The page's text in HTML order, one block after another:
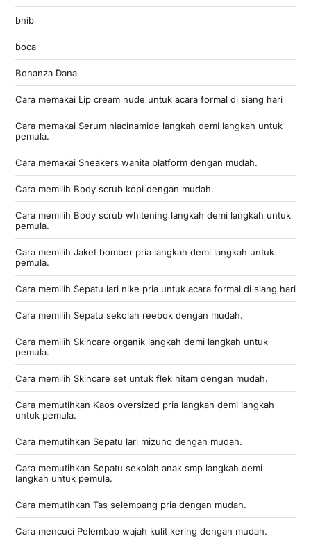
bnib
boca
Bonanza Dana
Cara memakai Lip cream nude untuk acara formal di siang hari
Cara memakai Serum niacinamide langkah demi langkah untuk
pemula.
Cara memakai Sneakers wanita platform dengan mudah.
Cara memilih Body scrub kopi dengan mudah.
Cara memilih Body scrub whitening langkah demi langkah untuk
pemula.
Cara memilih Jaket bomber pria langkah demi langkah untuk
pemula.
Cara memilih Sepatu lari nike pria untuk acara formal di siang hari
Cara memilih Sepatu sekolah reebok dengan mudah.
Cara memilih Skincare organik langkah demi langkah untuk
pemula.
Cara memilih Skincare set untuk flek hitam dengan mudah.
Cara memutihkan Kaos oversized pria langkah demi langkah
untuk pemula.
Cara memutihkan Sepatu lari mizuno dengan mudah.
Cara memutihkan Sepatu sekolah anak smp langkah demi
langkah untuk pemula.
Cara memutihkan Tas selempang pria dengan mudah.
Cara mencuci Pelembab wajah kulit kering dengan mudah.